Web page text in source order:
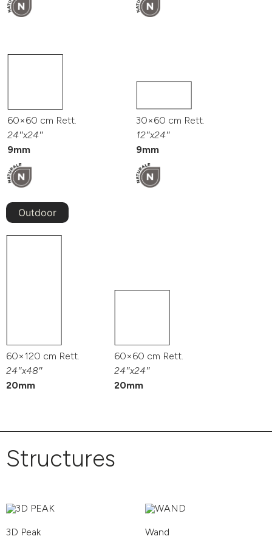
60×60 cm Rett.
24″x24″
9mm
30×60 cm Rett.
12″x24″
9mm
Outdoor
60×120 cm Rett.
24″x48″
20mm
60×60 cm Rett.
24″x24″
20mm
Structures
3D Peak
Wand